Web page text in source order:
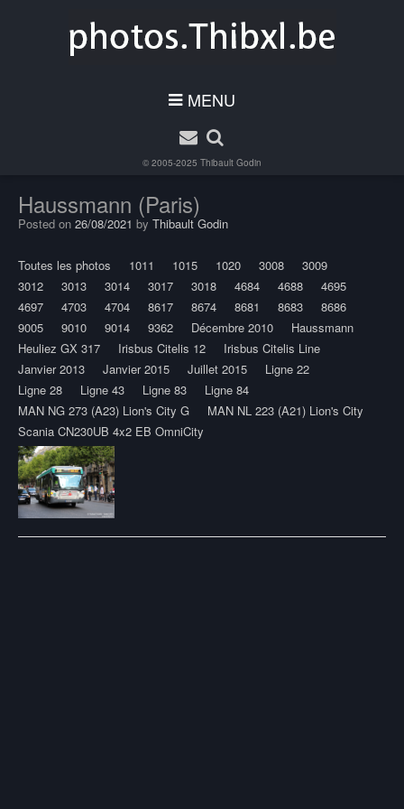
MENU
© 2005-2025 Thibault Godin
Haussmann (Paris)
Posted on 26/08/2021 by Thibault Godin
Toutes les photos 1011 1015 1020 3008
3009
3012
3013 3014 3017 3018 4684 4688
4695
4697
4703 4704 8617 8674 8681 8683
8686
9005
9010 9014 9362 Décembre 2010
Haussmann
Heuliez GX 317
Irisbus Citelis 12
Irisbus Citelis Line
Janvier 2013
Janvier 2015 Juillet 2015
Ligne 22
Ligne 28
Ligne 43 Ligne 83
Ligne 84
MAN NG 273 (A23) Lion's City G
MAN NL 223 (A21) Lion's City
Scania CN230UB 4x2 EB OmniCity
Post